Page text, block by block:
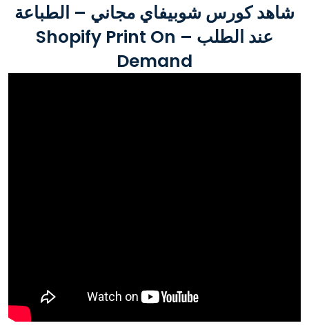
شاهد كورس شوبيفاي مجاني – الطباعة
عند الطلب – Shopify Print On
Demand